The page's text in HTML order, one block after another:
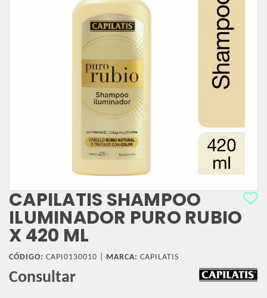
CAPILATIS SHAMPOO
ILUMINADOR PURO RUBIO
X 420 ML
CÓDIGO: CAPI0130010 | MARCA: CAPILATIS
Consultar